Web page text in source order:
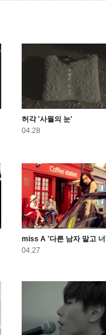
허각 '사월의 눈'
04.28
miss A '다른 남자 말고
04.27